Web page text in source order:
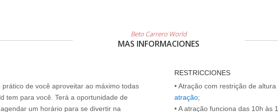
Beto Carrero World
MAS INFORMACIONES
de você aproveitar ao máximo todas
tem para você. Terá a oportunidade de
um horário para se divertir na
RESTRICCIONES
• Atração com restrição de
atração;
• A atração funciona das 10h às